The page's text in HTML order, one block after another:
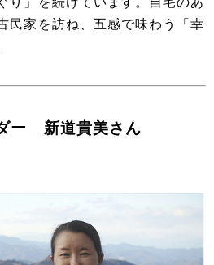
民家を訪ね、五感で味わう「幸
ー 新道貴美さん